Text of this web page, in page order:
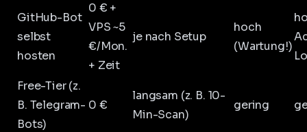
GitHub-Bot
selbst
hosten
0 € +
VPS ~5
€/Mon.
+ Zeit
je nach Setup
hoch
(Wartung!)
Free-Tier (z.
B. Telegram-
Bots)
0 €
langsam (z. B. 10-
Min-Scan)
gering